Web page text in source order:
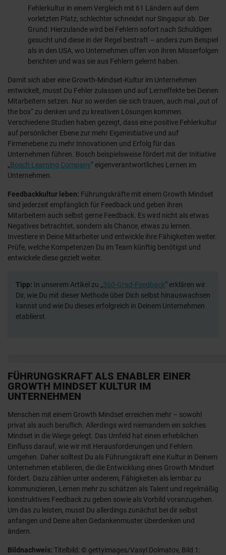
Fehlerkultur in einem Vergleich mit 61 Ländern auf dem
vorletzten Platz, schlechter schneidet nur Singapur ab. Der
Grund: Hierzulande wird bei Fehlern sofort nach Schuldigen
gesucht und diese in der Regel bestraft – anders zum Beispiel
als in den USA, wo Unternehmen offen von ihren Misserfolgen
berichten und was sie aus Fehlern gelernt haben.
Damit sich aber eine Growth-Mindset-Kultur im Unternehmen
entwickelt, musst Du Fehler zulassen und auf Lerneffekte bei Deinen
Mitarbeitern setzen. Nur so werden sie sich trauen, auch mal „out of
the box“ zu denken und zu kreativen Lösungen kommen.
Verschiedene Studien haben gezeigt, dass eine positive Fehlerkultur
auf persönlicher Ebene zur mehr Eigeninitiative und auf
Firmenebene zu mehr Innovationen und Erfolg für das
Unternehmen führen. Bosch beispielsweise fördert mit der Initiative
„Bosch Learning Company“ eigenverantwortliches Lernen im
Unternehmen.
Feedbackkultur leben: Führungskräfte mit einem Growth Mindset
sind jederzeit empfänglich für Feedback und geben ihren
Mitarbeitern auch selbst gerne Feedback. Es wird nicht als etwas
Negatives betrachtet, sondern als Chance, etwas zu lernen.
Investiere in Deine Mitarbeiter und entwickle ihre Fähigkeiten weiter.
Prüfe, welche Kompetenzen Du im Team künftig benötigst und
entwickele diese gezielt weiter.
Tipp: In unserem Artikel zu „360-Grad-Feedback“ erklären wir
Dir, wie Du mit dieser Methode über Dich selbst hinauswachsen
kannst und wie Du dieses erfolgreich in Deinem Unternehmen
etablierst.
FÜHRUNGSKRAFT ALS ENABLER EINER
GROWTH MINDSET KULTUR IM
UNTERNEHMEN
Menschen mit einem Growth Mindset erreichen mehr – sowohl
privat als auch beruflich. Allerdings wird niemandem ein solches
Mindset in die Wiege gelegt. Das Umfeld hat einen erheblichen
Einfluss darauf, wie wir mit Herausforderungen und Fehlern
umgehen. Daher solltest Du als Führungskraft eine Kultur in Deinem
Unternehmen etablieren, die die Entwicklung eines Growth Mindset
fördert. Dazu zählen unter anderem, Fähigkeiten als lernbar zu
kommunizieren, Lernen mehr zu schätzen als Talent und regelmäßig
konstruktives Feedback zu geben sowie als Vorbild voranzugehen.
Um das zu leisten, musst Du allerdings zunächst bei dir selbst
anfangen und Deine alten Gedankenmuster überdenken und
ändern.
Bildnachweis: Titelbild: © gettyimages/Vasyl Dolmatov, Bild 1: